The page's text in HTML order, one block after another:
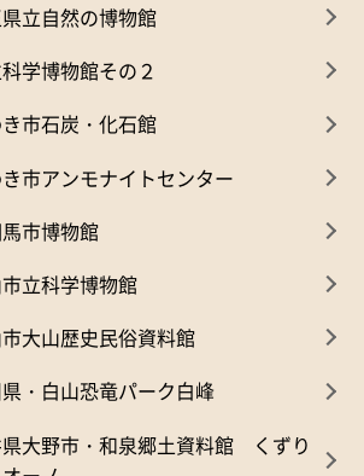
立自然の博物館
学博物館その２
市石炭・化石館
市アンモナイトセンター
市博物館
立科学博物館
大山歴史民俗資料館
・白山恐竜パーク白峰
大野市・和泉郷土資料館 くずり